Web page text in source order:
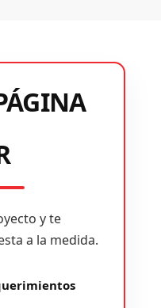
y te
a la medida.